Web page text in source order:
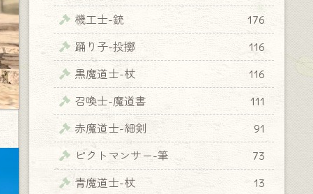
機工士-銃
176
踊り子-投擲
116
黒魔道士-杖
116
召喚士-魔道書
111
赤魔道士-細剣
91
ピクトマンサー-筆
73
青魔道士-杖
13